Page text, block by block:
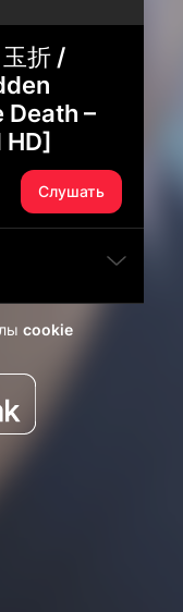
折 /
–
Слушать
cookie